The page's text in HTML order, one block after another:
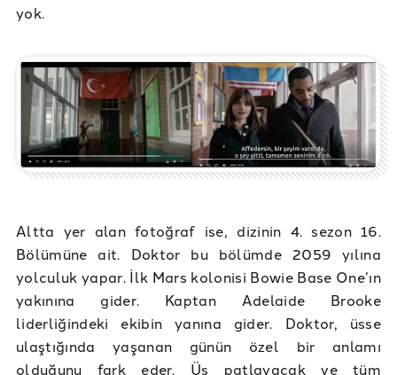
yok.
Altta yer alan fotoğraf ise, dizinin 4. sezon 16.
Bölümüne ait. Doktor bu bölümde 2059 yılına
yolculuk yapar. İlk Mars kolonisi Bowie Base One’ın
yakınına gider. Kaptan Adelaide Brooke
liderliğindeki ekibin yanına gider. Doktor, üsse
ulaştığında yaşanan günün özel bir anlamı
olduğunu fark eder. Üs patlayacak ve tüm